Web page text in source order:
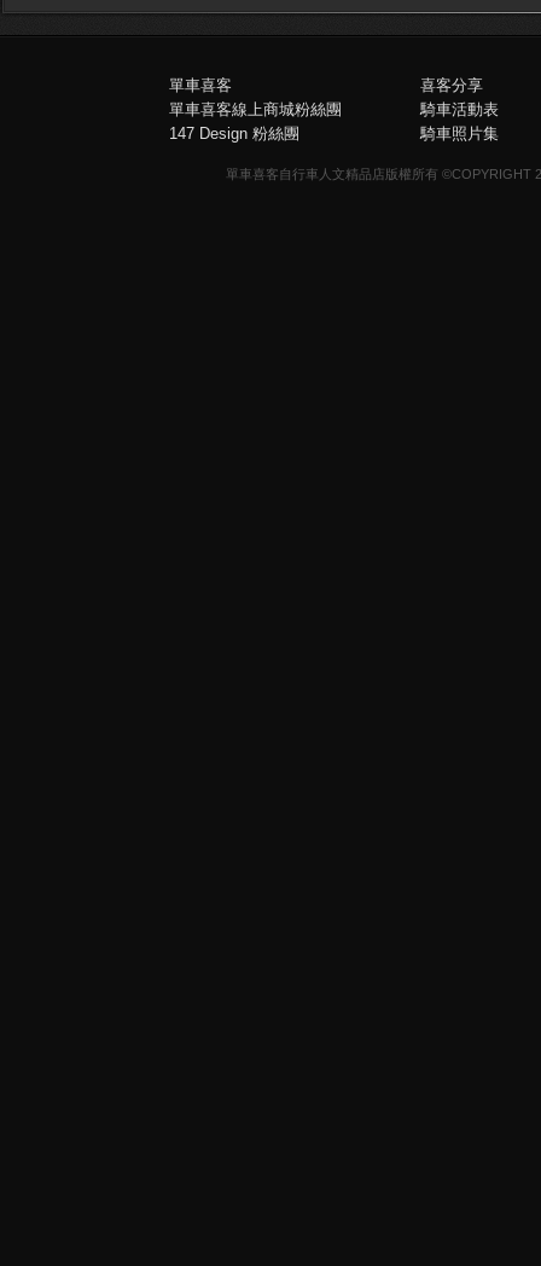
單車喜客
單車喜客線上商城粉絲團
147 Design 粉絲團
喜客分享
騎車活動表
騎車照片集
單車喜客自行車人文精品店版權所有